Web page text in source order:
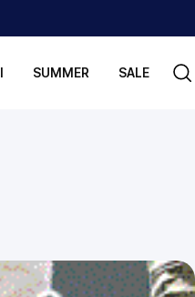
SUMMER SALE